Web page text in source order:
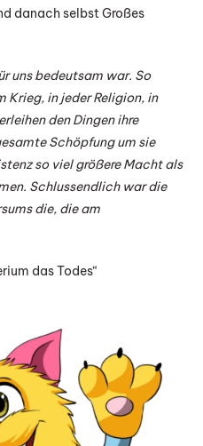
danach selbst Großes
uns bedeutsam war. So
Krieg, in jeder Religion, in
den Dingen ihre
Schöpfung um sie
so viel größere Macht als
Schlussendlich war die
die, die am
das Todes“